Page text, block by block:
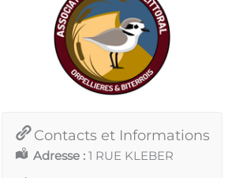
Contacts et Informations
Adresse :1 RUE KLEBER